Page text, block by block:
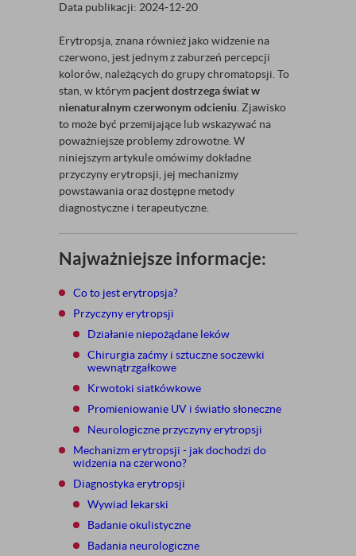
Data publikacji: 2024-12-20
Erytropsja, znana również jako widzenie na
czerwono, jest jednym z zaburzeń percepcji
kolorów, należących do grupy chromatopsji. To
stan, w którym pacjent dostrzega świat w
nienaturalnym czerwonym odcieniu . Zjawisko
to może być przemijające lub wskazywać na
poważniejsze problemy zdrowotne. W
niniejszym artykule omówimy dokładne
przyczyny erytropsji, jej mechanizmy
powstawania oraz dostępne metody
diagnostyczne i terapeutyczne.
Najważniejsze informacje:
Co to jest erytropsja?
Przyczyny erytropsji
Działanie niepożądane leków
Chirurgia zaćmy i sztuczne soczewki
wewnątrzgałkowe
Krwotoki siatkówkowe
Promieniowanie UV i światło słoneczne
Neurologiczne przyczyny erytropsji
Mechanizm erytropsji - jak dochodzi do
widzenia na czerwono?
Diagnostyka erytropsji
Wywiad lekarski
Badanie okulistyczne
Badania neurologiczne